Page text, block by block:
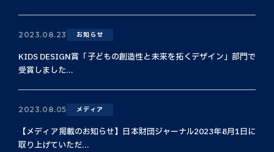
2023.08.23 お知らせ
KIDS DESIGN賞「子どもの創造性と未来を拓くデザイン」部門で
受賞しました...
2023.08.05 メディア
【メディア掲載のお知らせ】日本財団ジャーナル2023年8月1日に
取り上げていただ...